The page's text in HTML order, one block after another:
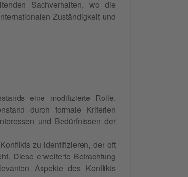
Sachverhalten, wo die
Zuständigkeit und
eine modifizierte Rolle.
durch formale Kriterien
und Bedürfnissen der
zu identifizieren, der oft
Diese erweiterte Betrachtung
Aspekte des Konflikts